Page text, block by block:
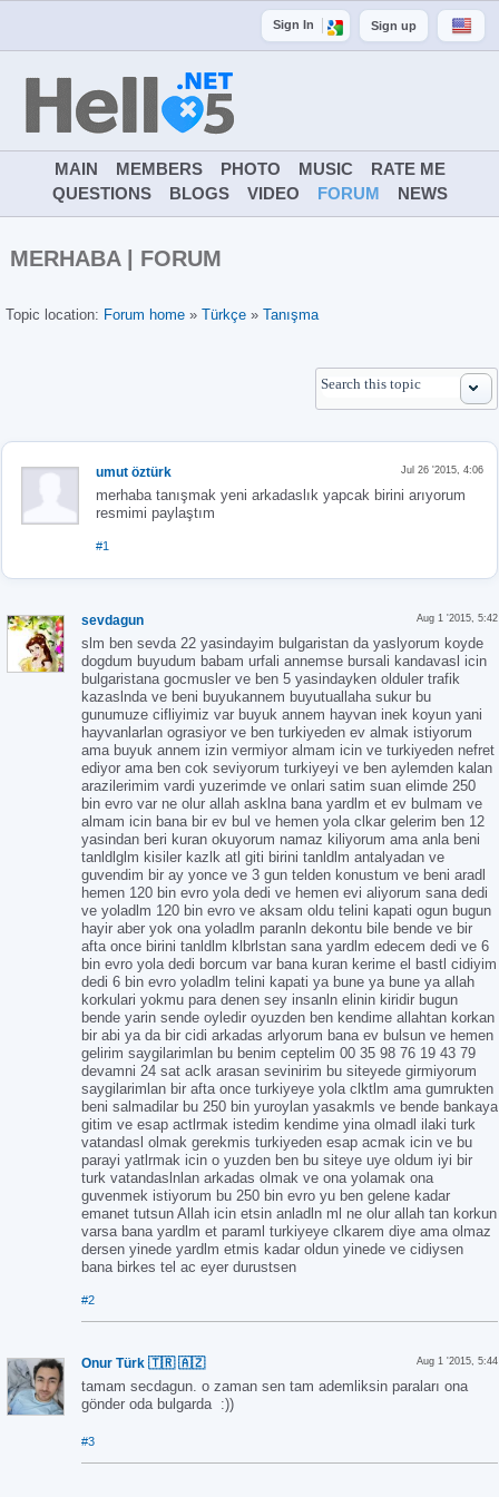
Sign In Sign up
MAIN MEMBERS PHOTO MUSIC
RATE ME
QUESTIONS
BLOGS VIDEO FORUM NEWS
MERHABA | FORUM
Topic location: Forum home » Türkçe » Tanışma
umut öztürk Jul 26 '2015, 4:06
merhaba tanışmak yeni arkadaslık yapcak birini arıyorum
resmimi paylaştım
#1
sevdagun Aug 1 '2015, 5:42
slm ben sevda 22 yasindayim bulgaristan da yaslyorum koyde
dogdum buyudum babam urfali annemse bursali kandavasl icin
bulgaristana gocmusler ve ben 5 yasindayken olduler trafik
kazaslnda ve beni buyukannem buyutuallaha sukur bu
gunumuze cifliyimiz var buyuk annem hayvan inek koyun yani
hayvanlarlan ograsiyor ve ben turkiyeden ev almak istiyorum
ama buyuk annem izin vermiyor almam icin ve turkiyeden nefret
ediyor ama ben cok seviyorum turkiyeyi ve ben aylemden kalan
arazilerimim vardi yuzerimde ve onlari satim suan elimde 250
bin evro var ne olur allah asklna bana yardlm et ev bulmam ve
almam icin bana bir ev bul ve hemen yola clkar gelerim ben 12
yasindan beri kuran okuyorum namaz kiliyorum ama anla beni
tanldlglm kisiler kazlk atl giti birini tanldlm antalyadan ve
guvendim bir ay yonce ve 3 gun telden konustum ve beni aradl
hemen 120 bin evro yola dedi ve hemen evi aliyorum sana dedi
ve yoladlm 120 bin evro ve aksam oldu telini kapati ogun bugun
hayir aber yok ona yoladlm paranln dekontu bile bende ve bir
afta once birini tanldlm klbrlstan sana yardlm edecem dedi ve 6
bin evro yola dedi borcum var bana kuran kerime el bastl cidiyim
dedi 6 bin evro yoladlm telini kapati ya bune ya bune ya allah
korkulari yokmu para denen sey insanln elinin kiridir bugun
bende yarin sende oyledir oyuzden ben kendime allahtan korkan
bir abi ya da bir cidi arkadas arlyorum bana ev bulsun ve hemen
gelirim saygilarimlan bu benim ceptelim 00 35 98 76 19 43 79
devamni 24 sat aclk arasan sevinirim bu siteyede girmiyorum
saygilarimlan bir afta once turkiyeye yola clktlm ama gumrukten
beni salmadilar bu 250 bin yuroylan yasakmls ve bende bankaya
gitim ve esap actlrmak istedim kendime yina olmadl ilaki turk
vatandasl olmak gerekmis turkiyeden esap acmak icin ve bu
parayi yatlrmak icin o yuzden ben bu siteye uye oldum iyi bir
turk vatandaslnlan arkadas olmak ve ona yolamak ona
guvenmek istiyorum bu 250 bin evro yu ben gelene kadar
emanet tutsun Allah icin etsin anladln ml ne olur allah tan korkun
varsa bana yardlm et paraml turkiyeye clkarem diye ama olmaz
dersen yinede yardlm etmis kadar oldun yinede ve cidiysen
bana birkes tel ac eyer durustsen
#2
Onur Türk 🇹🇷 🇦🇿 Aug 1 '2015, 5:44
tamam secdagun. o zaman sen tam ademliksin paraları ona
gönder oda bulgarda :))
#3